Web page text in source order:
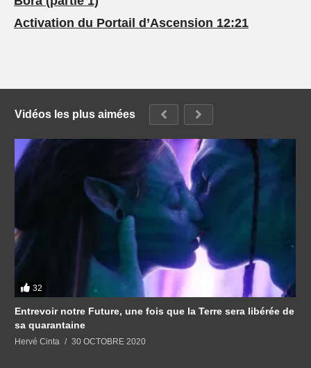
Activation du Portail d’Ascension 12:21
Vidéos les plus aimées
32
Entrevoir notre Future, une fois que la Terre sera libérée de
sa quarantaine
Hervé Cinta 30 OCTOBRE 2020